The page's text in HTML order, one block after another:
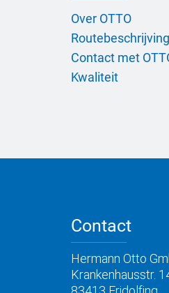
Over OTTO
Routebeschrijving
Contact met
Kwaliteit
Contact
Hermann Otto
Krankenhausstr.